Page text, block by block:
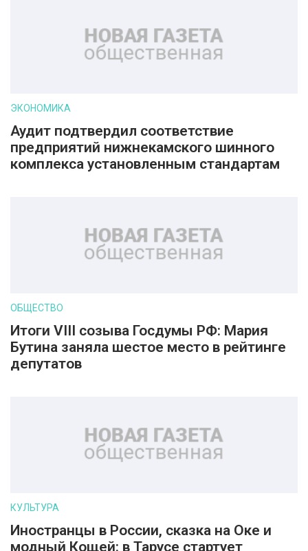
ЭКОНОМИКА
Аудит подтвердил соответствие
предприятий нижнекамского шинного
комплекса установленным стандартам
ОБЩЕСТВО
Итоги VIII созыва Госдумы РФ: Мария
Бутина заняла шестое место в рейтинге
депутатов
КУЛЬТУРА
Иностранцы в России, сказка на Оке и
модный Кощей: в Тарусе стартует